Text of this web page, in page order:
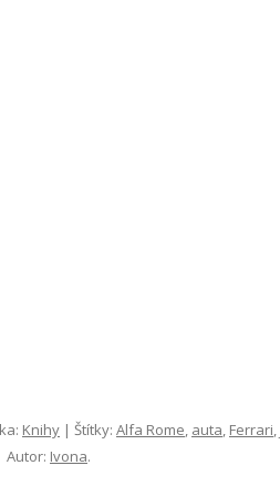
Knihy | Štítky: Alfa Rome auta Ferrari
Ivona.